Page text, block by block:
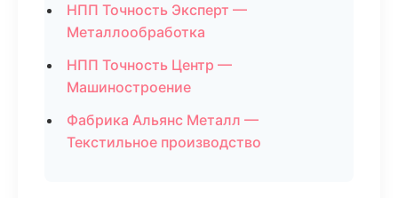
НПП Точность Эксперт —
Металлообработка
НПП Точность Центр —
Машиностроение
Фабрика Альянс Металл —
Текстильное производство